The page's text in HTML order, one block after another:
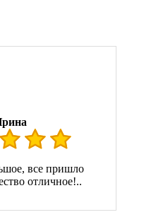
все пришло
отличное!..